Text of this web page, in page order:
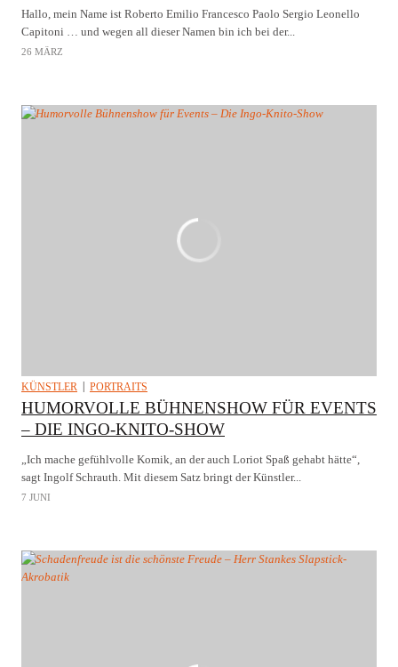
Hallo, mein Name ist Roberto Emilio Francesco Paolo Sergio Leonello
Capitoni … und wegen all dieser Namen bin ich bei der...
26 MÄRZ
KÜNSTLER PORTRAITS
HUMORVOLLE BÜHNENSHOW FÜR EVENTS
– DIE INGO-KNITO-SHOW
„Ich mache gefühlvolle Komik, an der auch Loriot Spaß gehabt hätte“,
sagt Ingolf Schrauth. Mit diesem Satz bringt der Künstler...
7 JUNI